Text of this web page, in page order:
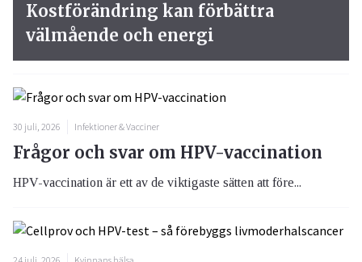
30 juli, 2026 Infektioner & Vacciner
Frågor och svar om HPV-vaccination
HPV-vaccination är ett av de viktigaste sätten att före...
Kostförändring kan förbättra
välmående och energi